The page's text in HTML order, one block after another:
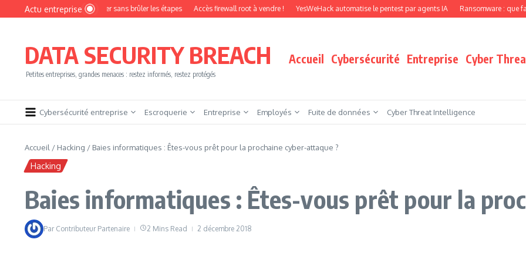
Aller au contenu
Actu entreprise
devenir pentester sans brûler les étapes Accès firewall root à vendre ! YesWeHack automatise le pentest par agents IA Ransomware : que faire
DATA SECURITY BREACH
Petites entreprises, grandes menaces : restez informés, restez protégés
Accueil Cybersécurité Entreprise Cyber
Cybersécurité entreprise Escroquerie Entreprise Employés Fuite de données Cyber Threat Intelligence
Accueil / Hacking / Baies informatiques : Êtes-vous prêt pour la prochaine cyber-attaque ?
Hacking
Baies informatiques : Êtes-vous prêt pour la
Par Contributeur Partenaire 2 Mins Read 2 décembre 2018